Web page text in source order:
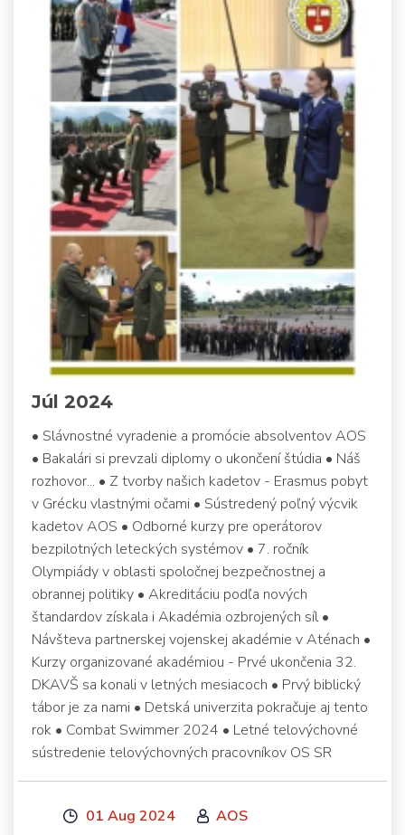
Júl 2024
• Slávnostné vyradenie a promócie absolventov AOS
• Bakalári si prevzali diplomy o ukončení štúdia • Náš
rozhovor... • Z tvorby našich kadetov - Erasmus pobyt
v Grécku vlastnými očami • Sústredený poľný výcvik
kadetov AOS • Odborné kurzy pre operátorov
bezpilotných leteckých systémov • 7. ročník
Olympiády v oblasti spoločnej bezpečnostnej a
obrannej politiky • Akreditáciu podľa nových
štandardov získala i Akadémia ozbrojených síl •
Návšteva partnerskej vojenskej akadémie v Aténach •
Kurzy organizované akadémiou - Prvé ukončenia 32.
DKAVŠ sa konali v letných mesiacoch • Prvý biblický
tábor je za nami • Detská univerzita pokračuje aj tento
rok • Combat Swimmer 2024 • Letné telovýchovné
sústredenie telovýchovných pracovníkov OS SR
01 Aug 2024 AOS